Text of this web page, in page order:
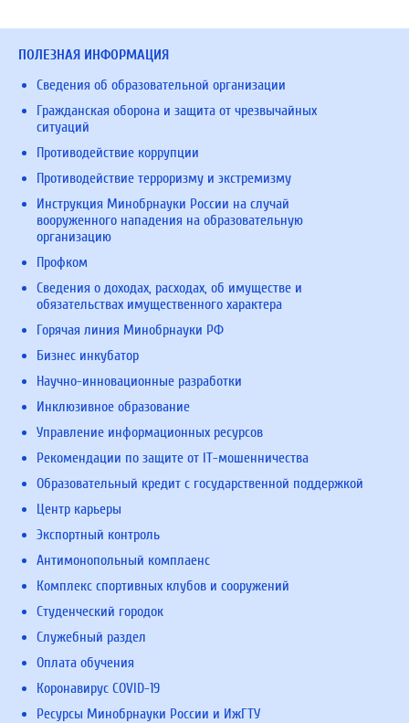
ПОЛЕЗНАЯ ИНФОРМАЦИЯ
Сведения об образовательной организации
Гражданская оборона и защита от чрезвычайных
ситуаций
Противодействие коррупции
Противодействие терроризму и экстремизму
Инструкция Минобрнауки России на случай
вооруженного нападения на образовательную
организацию
Профком
Сведения о доходах, расходах, об имуществе и
обязательствах имущественного характера
Горячая линия Минобрнауки РФ
Бизнес инкубатор
Научно-инновационные разработки
Инклюзивное образование
Управление информационных ресурсов
Рекомендации по защите от IT-мошенничества
Образовательный кредит с государственной поддержкой
Центр карьеры
Экспортный контроль
Антимонопольный комплаенс
Комплекс спортивных клубов и сооружений
Студенческий городок
Служебный раздел
Оплата обучения
Коронавирус COVID-19
Ресурсы Минобрнауки России и ИжГТУ